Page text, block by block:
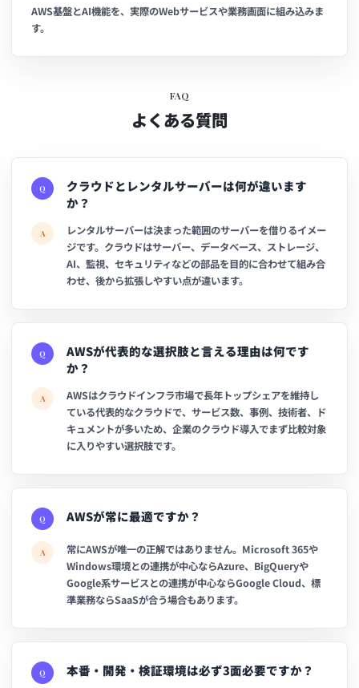
AWS基盤とAI機能を、実際のWebサービスや業務画面に組み込みま
す。
FAQ
よくある質問
Q
クラウドとレンタルサーバーは何が違います
か？
A
レンタルサーバーは決まった範囲のサーバーを借りるイメー
ジです。クラウドはサーバー、データベース、ストレージ、
AI、監視、セキュリティなどの部品を目的に合わせて組み合
わせ、後から拡張しやすい点が違います。
Q
AWSが代表的な選択肢と言える理由は何です
か？
A
AWSはクラウドインフラ市場で長年トップシェアを維持し
ている代表的なクラウドで、サービス数、事例、技術者、ド
キュメントが多いため、企業のクラウド導入でまず比較対象
に入りやすい選択肢です。
Q AWSが常に最適ですか？
A
常にAWSが唯一の正解ではありません。Microsoft 365や
Windows環境との連携が中心ならAzure、BigQueryや
Google系サービスとの連携が中心ならGoogle Cloud、標
準業務ならSaaSが合う場合もあります。
Q 本番・開発・検証環境は必ず3面必要ですか？